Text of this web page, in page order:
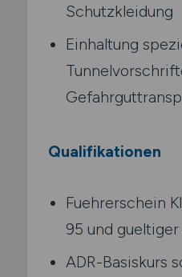
Schutzkleidung
Einhaltung
Qualifikationen
Fuehrerschein
95 und
ADR-Basiskurs